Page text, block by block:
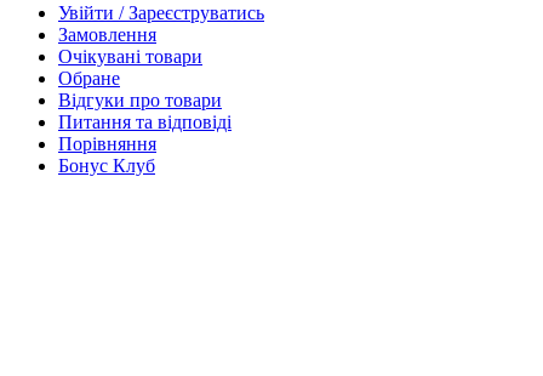
Увійти / Зареєструватись
Замовлення
Очікувані товари
Обране
Відгуки про товари
Питання та відповіді
Порівняння
Бонус Клуб